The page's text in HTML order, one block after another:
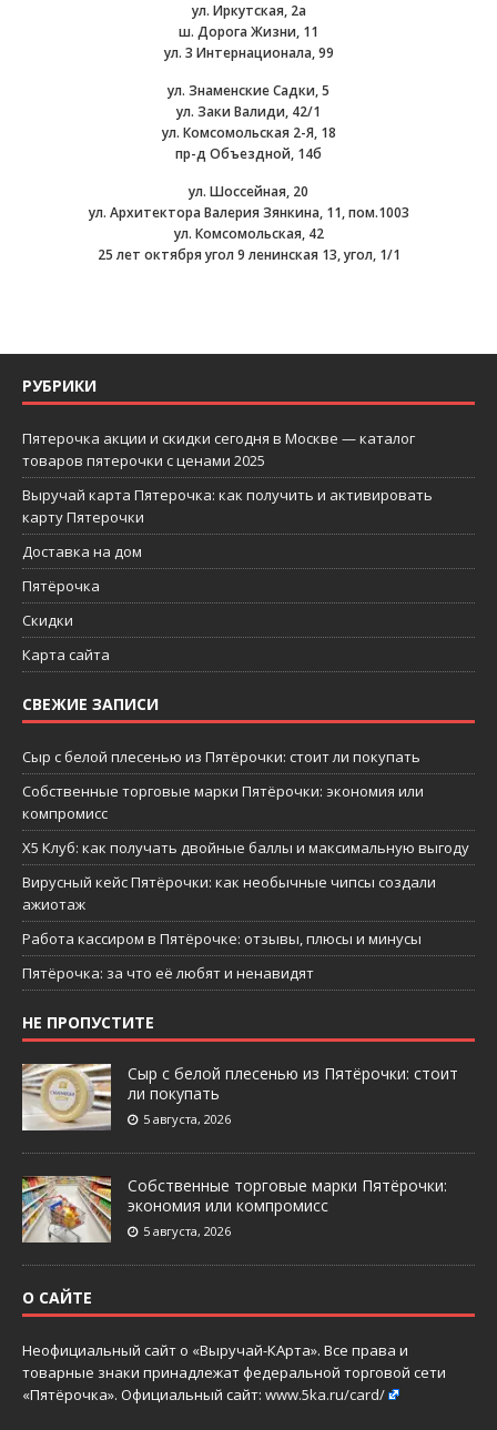
ул. Иркутская, 2а
ш. Дорога Жизни, 11
ул. 3 Интернационала, 99
ул. Знаменские Садки, 5
ул. Заки Валиди, 42/1
ул. Комсомольская 2-Я, 18
пр-д Объездной, 14б
ул. Шоссейная, 20
ул. Архитектора Валерия Зянкина, 11, пом.1003
ул. Комсомольская, 42
25 лет октября угол 9 ленинская 13, угол, 1/1
РУБРИКИ
Пятерочка акции и скидки сегодня в Москве — каталог
товаров пятерочки с ценами 2025
Выручай карта Пятерочка: как получить и активировать
карту Пятерочки
Доставка на дом
Пятёрочка
Скидки
Карта сайта
СВЕЖИЕ ЗАПИСИ
Сыр с белой плесенью из Пятёрочки: стоит ли покупать
Собственные торговые марки Пятёрочки: экономия или
компромисс
X5 Клуб: как получать двойные баллы и максимальную выгоду
Вирусный кейс Пятёрочки: как необычные чипсы создали
ажиотаж
Работа кассиром в Пятёрочке: отзывы, плюсы и минусы
Пятёрочка: за что её любят и ненавидят
НЕ ПРОПУСТИТЕ
Сыр с белой плесенью из Пятёрочки: стоит
ли покупать
5 августа, 2026
Собственные торговые марки Пятёрочки:
экономия или компромисс
5 августа, 2026
О САЙТЕ
Неофициальный сайт о «Выручай-КАрта». Все права и
товарные знаки принадлежат федеральной торговой сети
«Пятёрочка». Официальный сайт: www.5ka.ru/card/